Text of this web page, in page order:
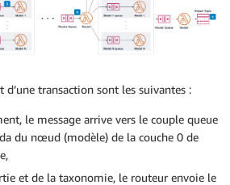
d’une transaction sont les suivantes :
le message arrive vers le couple queue
du nœud (modèle) de la couche 0 de
et de la taxonomie, le routeur envoie le